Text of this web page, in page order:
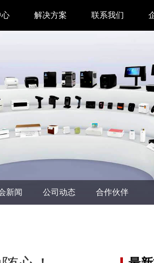
心
家
载
签软件
解决方案
即时零售
仓储物流
增材制造
联系我们
业务合作
回收再利用服务
问题反馈&建议
新闻 公司动态 合作伙伴